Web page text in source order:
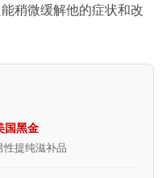
稍微缓解他的症状和改
国黑金
性提纯滋补品